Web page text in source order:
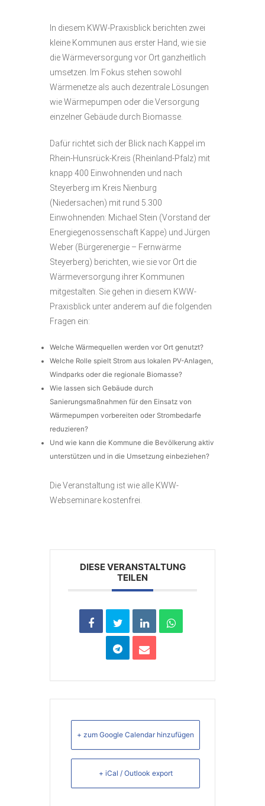
In diesem KWW-Praxisblick berichten zwei
kleine Kommunen aus erster Hand, wie sie
die Wärmeversorgung vor Ort ganzheitlich
umsetzen. Im Fokus stehen sowohl
Wärmenetze als auch dezentrale Lösungen
wie Wärmepumpen oder die Versorgung
einzelner Gebäude durch Biomasse.
Dafür richtet sich der Blick nach Kappel im
Rhein-Hunsrück-Kreis (Rheinland-Pfalz) mit
knapp 400 Einwohnenden und nach
Steyerberg im Kreis Nienburg
(Niedersachen) mit rund 5.300
Einwohnenden: Michael Stein (Vorstand der
Energiegenossenschaft Kappe) und Jürgen
Weber (Bürgerenergie – Fernwärme
Steyerberg) berichten, wie sie vor Ort die
Wärmeversorgung ihrer Kommunen
mitgestalten. Sie gehen in diesem KWW-
Praxisblick unter anderem auf die folgenden
Fragen ein:
Welche Wärmequellen werden vor Ort genutzt?
Welche Rolle spielt Strom aus lokalen PV-Anlagen,
Windparks oder die regionale Biomasse?
Wie lassen sich Gebäude durch
Sanierungsmaßnahmen für den Einsatz von
Wärmepumpen vorbereiten oder Strombedarfe
reduzieren?
Und wie kann die Kommune die Bevölkerung aktiv
unterstützen und in die Umsetzung einbeziehen?
Die Veranstaltung ist wie alle KWW-
Webseminare kostenfrei.
DIESE VERANSTALTUNG
TEILEN
+ zum Google Calendar hinzufügen
+ iCal / Outlook export